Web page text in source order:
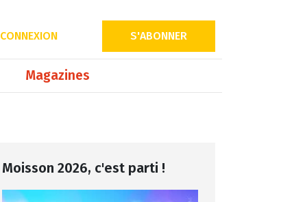
CONNEXION S'ABONNER
Magazines
Moisson 2026, c'est parti !